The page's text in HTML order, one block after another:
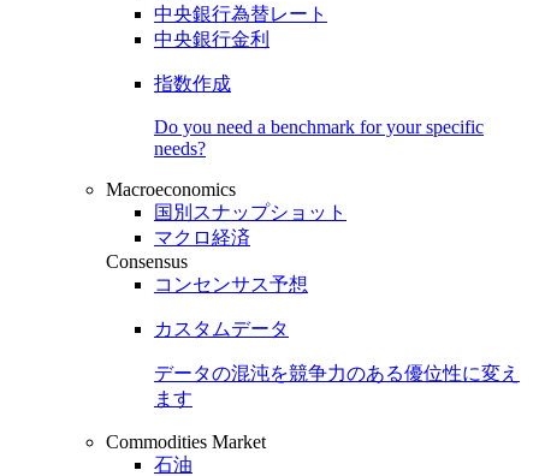
中央銀行為替レート
中央銀行金利
指数作成
Do you need a benchmark for your specific
needs?
Macroeconomics
国別スナップショット
マクロ経済
Consensus
コンセンサス予想
カスタムデータ
データの混沌を競争力のある優位性に変え
ます
Commodities Market
石油